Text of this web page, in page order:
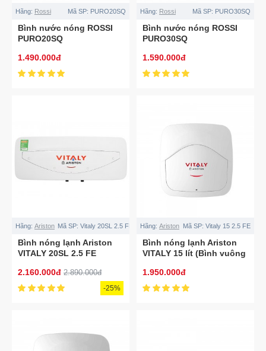
Hãng: Rossi Mã SP: PURO20SQ
Bình nước nóng ROSSI
PURO20SQ
1.490.000đ
Hãng: Rossi Mã SP: PURO30SQ
Bình nước nóng ROSSI
PURO30SQ
1.590.000đ
Hãng: Ariston Mã SP: Vitaly 20SL 2.5 FE
Bình nóng lạnh Ariston
VITALY 20SL 2.5 FE
2.160.000đ 2.890.000đ
-25%
Hãng: Ariston Mã SP: Vitaly 15 2.5 FE
Bình nóng lạnh Ariston
VITALY 15 lít (Bình vuông
1.950.000đ